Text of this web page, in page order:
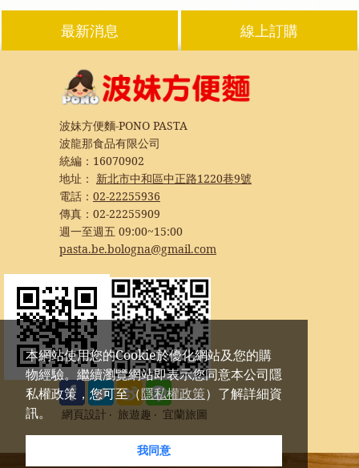
本網站使用您的Cookie於優化網站及您的購
物經驗。繼續瀏覽網站即表示您同意本公司隱
私權政策，您可至（隱私權政策）了解詳細資
訊。
我同意
最新消息 線上訂購
波妹方便麵-PONO PASTA
波龍那食品有限公司
統編：16070902
地址： 新北市中和區中正路1220巷9號
電話： 02-22255936
傳真： 02-22255909
週一至週五 09:00~15:00
pasta.be.bologna@gmail.com
網頁設計 ‧ 旅遊趣 ‧ 宜蘭旅圖